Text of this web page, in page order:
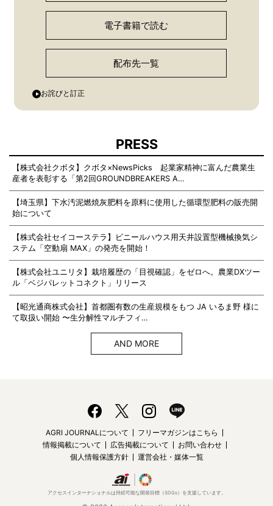
電子書籍で読む
配布先一覧
お詫びと訂正
PRESS
【株式会社クボタ】クボタ×NewsPicks 起業家精神に富んだ農業生
産者を表彰する「第2回GROUNDBREAKERS A…
【埼玉県】下水汚泥燃焼灰肥料を原料に使用した循環型肥料の販売開
始について
【株式会社セイコーステラ】ビニールハウス用天井設置型機械換気シ
ステム「空動扇 MAX」の発売を開始！
【株式会社ユニリタ】栽培履歴の「目視確認」をゼロへ。農業DXツー
ル「ベジパレットコネクト」リリース
【昭光通商株式会社】首都圏有数の生産規模をもつ JA いるま野 様に
て取扱い開始 〜生分解性マルチフィ…
AND MORE
AGRI JOURNALについて
フリーマガジンはこちら
情報掲載について
広告掲載について
お問い合わせ
個人情報保護方針
運営会社・媒体一覧
アクセスインターナショナルは持続可能な開発目標（SDGs）を支援しています。